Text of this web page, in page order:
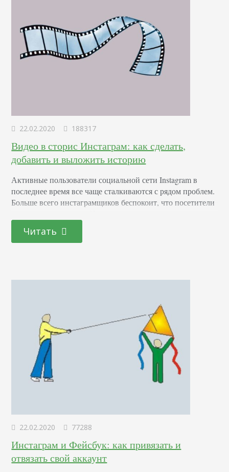
22.02.2020 188317
Видео в сторис Инстаграм: как сделать,
добавить и выложить историю
Активные пользователи социальной сети Instagram в
последнее время все чаще сталкиваются с рядом проблем.
Больше всего инстаграмщиков беспокоит, что посетители
подписчиков без рекламных записей практически
невозможно, охваты неизменно падают. Ничего
привлекать юзеров чем-то необычным, проблема сама
Читать
22.02.2020 77288
Инстаграм и Фейсбук: как привязать и
отвязать свой аккаунт